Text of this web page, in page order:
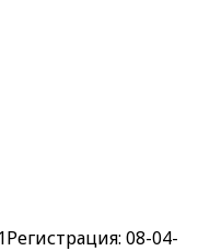
Регистрация: 08-04-